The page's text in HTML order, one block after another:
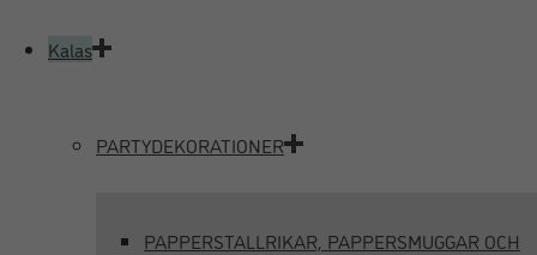
Kalas
PARTYDEKORATIONER
PAPPERSTALLRIKAR, PAPPERSMUGGAR OCH